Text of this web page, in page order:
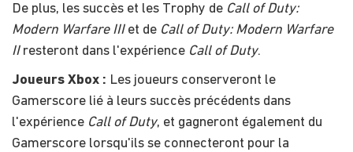
De plus, les succès et les Trophy de Call of Duty:
Modern Warfare IIIet de Call of Duty: Modern Warfare
IIresteront dans l'expérience Call of Duty.
Joueurs Xbox : Les joueurs conserveront le
Gamerscore lié à leurs succès précédents dans
l'expérience Call of Duty, et gagneront également du
Gamerscore lorsqu'ils se connecteront pour la